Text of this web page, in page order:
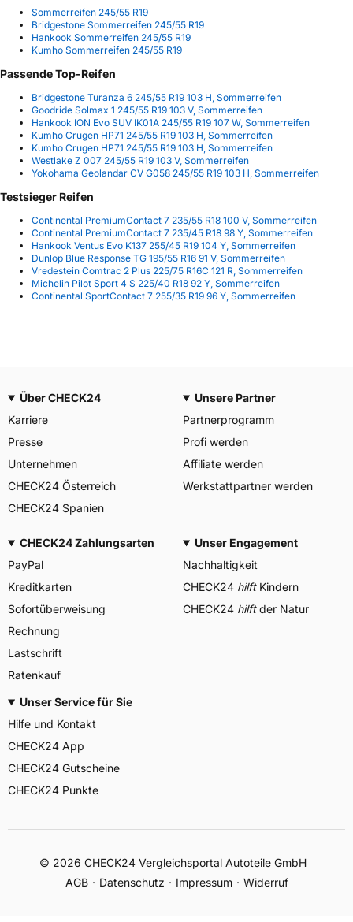
Sommerreifen 245/55 R19
Bridgestone Sommerreifen 245/55 R19
Hankook Sommerreifen 245/55 R19
Kumho Sommerreifen 245/55 R19
Passende Top-Reifen
Bridgestone Turanza 6 245/55 R19 103 H, Sommerreifen
Goodride Solmax 1 245/55 R19 103 V, Sommerreifen
Hankook ION Evo SUV IK01A 245/55 R19 107 W, Sommerreifen
Kumho Crugen HP71 245/55 R19 103 H, Sommerreifen
Kumho Crugen HP71 245/55 R19 103 H, Sommerreifen
Westlake Z 007 245/55 R19 103 V, Sommerreifen
Yokohama Geolandar CV G058 245/55 R19 103 H, Sommerreifen
Testsieger Reifen
Continental PremiumContact 7 235/55 R18 100 V, Sommerreifen
Continental PremiumContact 7 235/45 R18 98 Y, Sommerreifen
Hankook Ventus Evo K137 255/45 R19 104 Y, Sommerreifen
Dunlop Blue Response TG 195/55 R16 91 V, Sommerreifen
Vredestein Comtrac 2 Plus 225/75 R16C 121 R, Sommerreifen
Michelin Pilot Sport 4 S 225/40 R18 92 Y, Sommerreifen
Continental SportContact 7 255/35 R19 96 Y, Sommerreifen
Über CHECK24
Karriere
Presse
Unternehmen
CHECK24 Österreich
CHECK24 Spanien
Unsere Partner
Partnerprogramm
Profi werden
Affiliate werden
Werkstattpartner werden
CHECK24 Zahlungsarten
PayPal
Kreditkarten
Sofortüberweisung
Rechnung
Lastschrift
Ratenkauf
Unser Engagement
Nachhaltigkeit
CHECK24 hilftKindern
CHECK24 hilftder Natur
Unser Service für Sie
Hilfe und Kontakt
CHECK24 App
CHECK24 Gutscheine
CHECK24 Punkte
© 2026 CHECK24 Vergleichsportal Autoteile GmbH
AGB
Datenschutz Impressum Widerruf